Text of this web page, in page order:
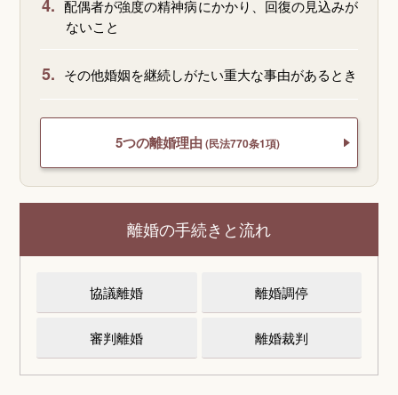
4. 配偶者が強度の精神病にかかり、回復の見込みが
ないこと
5. その他婚姻を継続しがたい重大な事由があるとき
5つの離婚理由 (民法770条1項)
離婚の手続きと流れ
協議離婚 離婚調停
審判離婚 離婚裁判